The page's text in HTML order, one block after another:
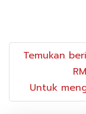
Temukan
Untuk